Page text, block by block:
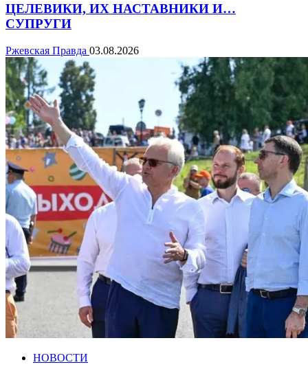
ЦЕЛЕВИКИ, ИХ НАСТАВНИКИ И…
СУПРУГИ
Ржевская Правда 03.08.2026
НОВОСТИ